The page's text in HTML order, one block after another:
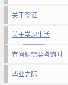
关于签证
关于学习生活
有问题需要咨询时
毕业之际